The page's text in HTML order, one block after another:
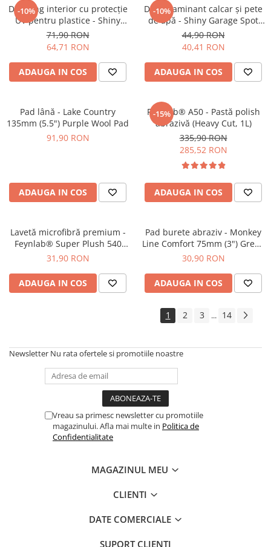
-10%
Dressing interior cu protecție
UV pentru plastice - Shiny
Garage Satin (500ml)
71,90 RON
64,71 RON
ADAUGA IN COS
-10%
Decontaminant calcar și pete
de apă - Shiny Garage Spot
Off (500ml)
44,90 RON
40,41 RON
ADAUGA IN COS
Pad lână - Lake Country
135mm (5.5") Purple Wool Pad
91,90 RON
ADAUGA IN COS
-15%
Feynlab® A50 - Pastă polish
abrazivă (Heavy Cut, 1L)
335,90 RON
285,52 RON
ADAUGA IN COS
Lavetă microfibră premium -
Feynlab® Super Plush 540
Korean Microfiber
31,90 RON
ADAUGA IN COS
Pad burete abraziv - Monkey
Line Comfort 75mm (3") Green
Heavy-Cut
30,90 RON
ADAUGA IN COS
1 2 3 ... 14
Newsletter Nu rata ofertele si promotiile noastre
Vreau sa primesc newsletter cu promotiile
magazinului. Afla mai multe in Politica de
Confidentialitate
MAGAZINUL MEU
CLIENTI
DATE COMERCIALE
SUPORT CLIENTI